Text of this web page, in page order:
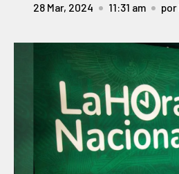
28 Mar, 2024 11:31 am por